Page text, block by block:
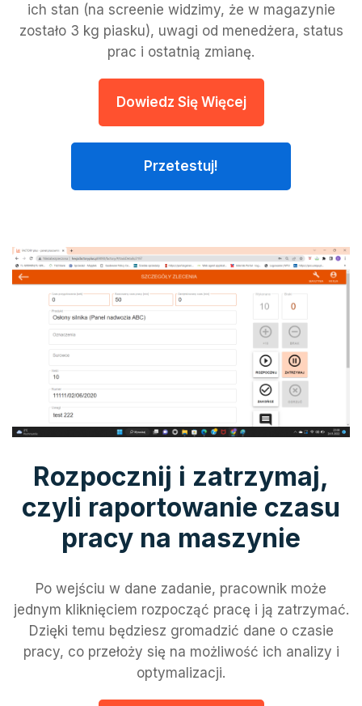
ich stan (na screenie widzimy, że w magazynie
zostało 3 kg piasku), uwagi od menedżera, status
prac i ostatnią zmianę.
Dowiedz Się Więcej
Przetestuj!
Rozpocznij i zatrzymaj,
czyli raportowanie czasu
pracy na maszynie
Po wejściu w dane zadanie, pracownik może
jednym kliknięciem rozpocząć pracę i ją zatrzymać.
Dzięki temu będziesz gromadzić dane o czasie
pracy, co przełoży się na możliwość ich analizy i
optymalizacji.